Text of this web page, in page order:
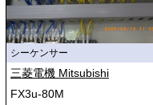
シーケンサー
三菱電機 Mitsubishi
FX3u-80M